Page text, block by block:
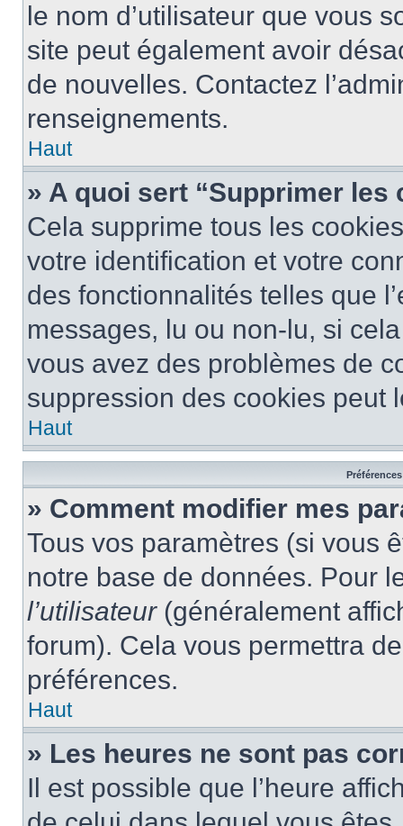
le nom d’utilisateur que vous
site peut également avoir
de nouvelles. Contactez
renseignements.
Haut
» A quoi sert “Supprimer les
Cela supprime tous les
votre identification et votre
des fonctionnalités telles que
messages, lu ou non-lu, si
vous avez des problèmes de
suppression des cookies peut
Haut
» Comment modifier mes
Tous vos paramètres (si vous
notre base de données. Pour
l’utilisateur(généralement
forum). Cela vous permettra
préférences.
Haut
» Les heures ne sont pas
Il est possible que l’heure